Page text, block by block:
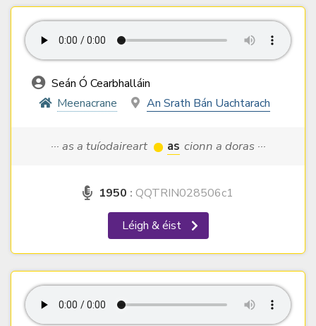
Seán Ó Cearbhalláin
Meenacrane
An Srath Bán Uachtarach
··· as a tuíodaireart as cionn a doras ···
1950 : QQTRIN028506c1
Léigh & éist